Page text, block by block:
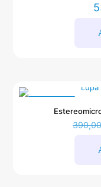
390,00